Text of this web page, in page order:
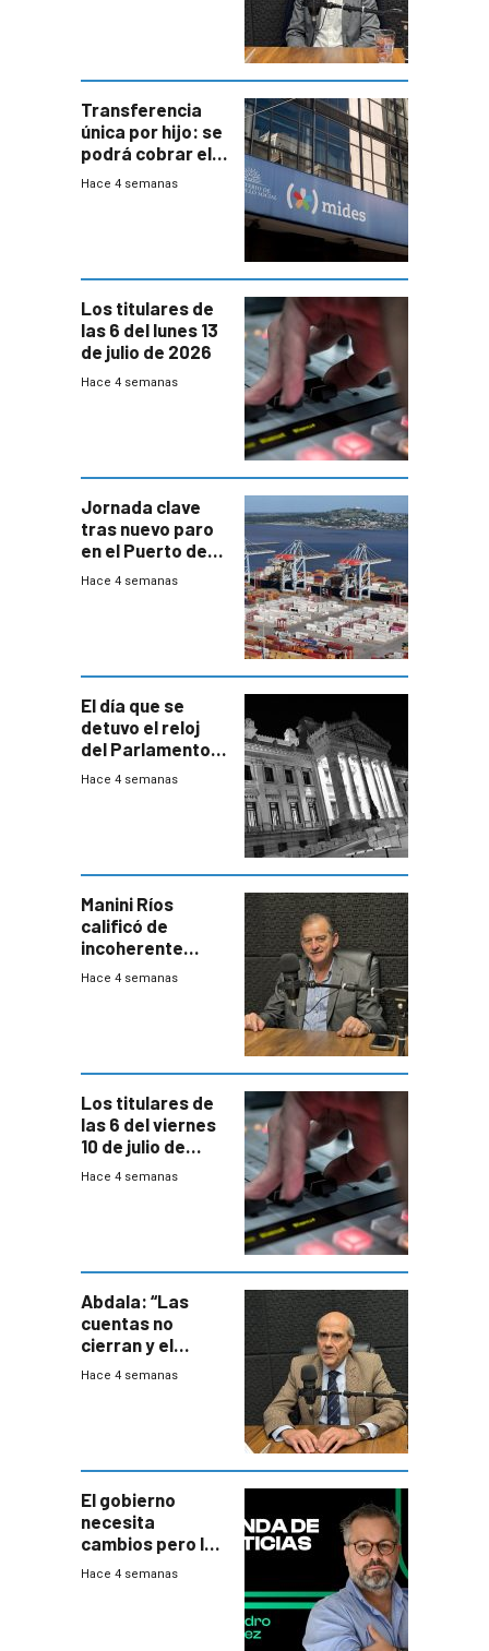
Transferencia
única por hijo: se
podrá cobrar el
100% en efectivo
Hace 4 semanas
Los titulares de
las 6 del lunes 13
de julio de 2026
Hace 4 semanas
Jornada clave
tras nuevo paro
en el Puerto de
Montevideo
Hace 4 semanas
El día que se
detuvo el reloj
del Parlamento
para negociar
Hace 4 semanas
Manini Ríos
calificó de
incoherente
decisión de
Hace 4 semanas
Los titulares de
las 6 del viernes
10 de julio de
2026
Hace 4 semanas
Abdala: “Las
cuentas no
cierran y el
balance del
Hace 4 semanas
El gobierno
necesita
cambios pero los
ministros tienen
Hace 4 semanas